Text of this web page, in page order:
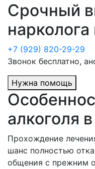
Срочный
+7 (929) 820-29-29
Звонок бесплатно,
Нужна помощь
алкоголя
Прохождение
шанс полностью
общения с прежним